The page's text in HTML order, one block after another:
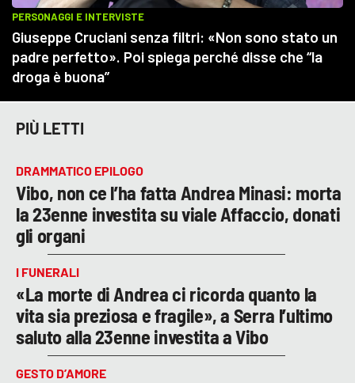
PIÙ LETTI
DRAMMATICO EPILOGO
Vibo, non ce l’ha fatta Andrea Minasi: morta
la 23enne investita su viale Affaccio, donati
gli organi
I FUNERALI
«La morte di Andrea ci ricorda quanto la
vita sia preziosa e fragile», a Serra l’ultimo
saluto alla 23enne investita a Vibo
GESTO D’AMORE